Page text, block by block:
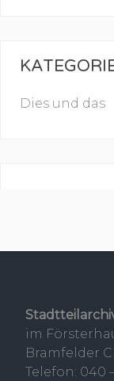
Dies und das
im
Bramfelder
Telefon: 040 –